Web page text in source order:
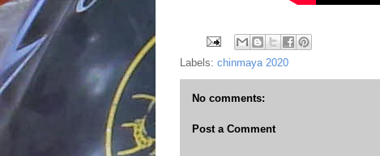
Labels: chinmaya 2020
No comments:
Post a Comment